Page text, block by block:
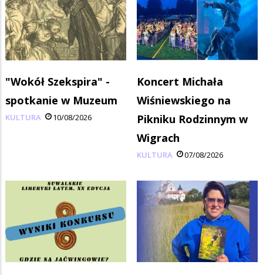
"Wokół Szekspira" -
spotkanie w Muzeum
KULTURA 10/08/2026
Koncert Michała
Wiśniewskiego na
Pikniku Rodzinnym w
Wigrach
KULTURA 07/08/2026